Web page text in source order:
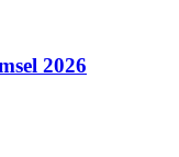
2026